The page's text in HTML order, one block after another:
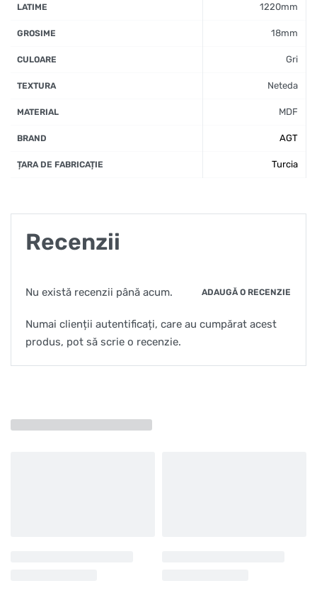
LATIME 1220mm
GROSIME 18mm
CULOARE Gri
TEXTURA Neteda
MATERIAL MDF
BRAND AGT
ȚARA DE FABRICAȚIE Turcia
Recenzii
Nu există recenzii până acum. ADAUGĂ O RECENZIE
Numai clienții autentificați, care au cumpărat acest
produs, pot să scrie o recenzie.